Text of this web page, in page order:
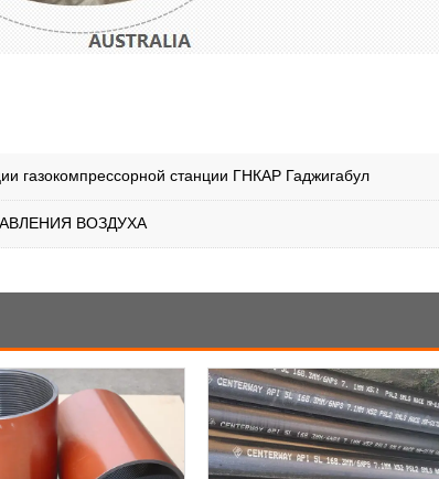
газокомпрессорной станции ГНКАР Гаджигабул
ВОЗДУХА